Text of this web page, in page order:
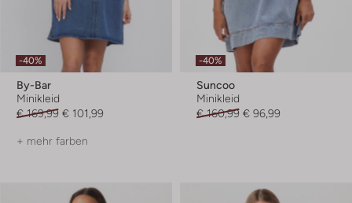
-40%
By-Bar
Minikleid
€ 169,99 € 101,99
+ mehr farben
-40%
Suncoo
Minikleid
€ 160,99 € 96,99